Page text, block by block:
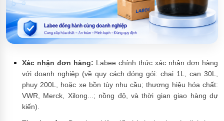
Xác nhận đơn hàng: Labee chính thức xác nhận đơn hàng
với doanh nghiệp (về quy cách đóng gói: chai 1L, can 30L,
phuy 200L, hoặc xe bồn tùy nhu cầu; thương hiệu hóa chất:
VWR, Merck, Xilong...; nồng độ, và thời gian giao hàng dự
kiến).